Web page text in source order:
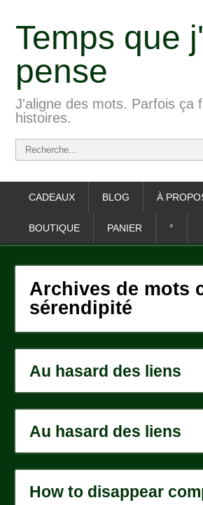
Temps que
pense
J'aligne des mots. Parfois ça
histoires.
CADEAUX BLOG À
BOUTIQUE PANIER °
Archives de mots
sérendipité
Au hasard des liens
Au hasard des liens
How to disappear